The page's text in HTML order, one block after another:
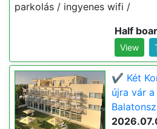
parkolás / ingyenes wifi /
Half
View
✔️ Két
újra vár